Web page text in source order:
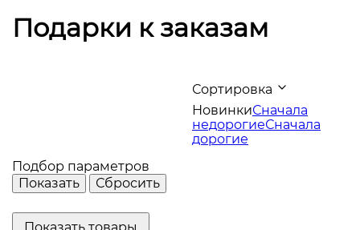
Подарки к заказам
Сортировка
НовинкиСначала
недорогиеСначала
дорогие
Подбор параметров
Показать товары